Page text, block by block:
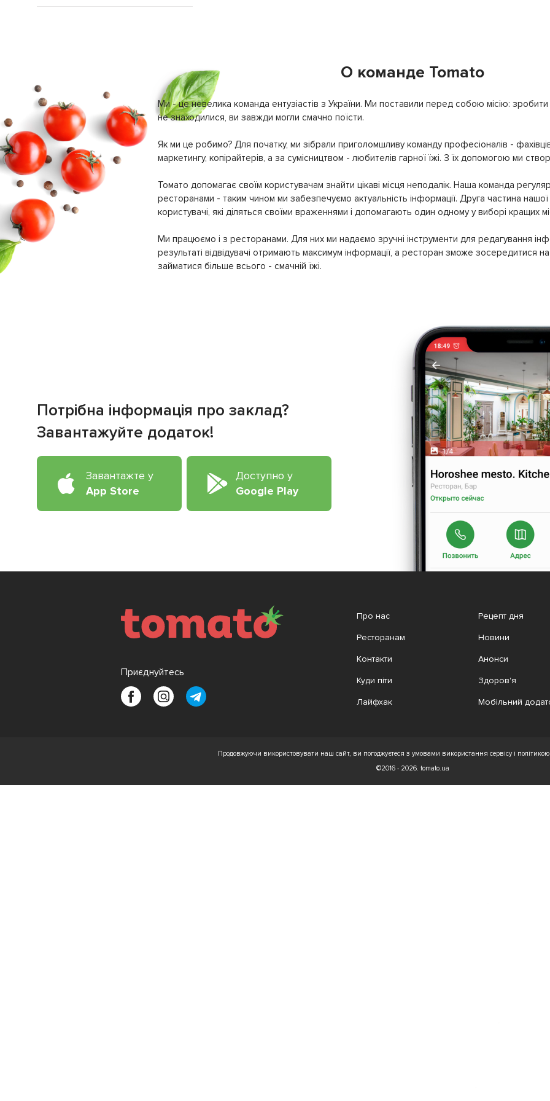
(19)
Меню англiйською
Сork fee
(23
Сніданок
ТВ перегляд спортивних передач
Танцмайданчик
(1
Тераса на даху
(9
Шоу-програма
(2)
Романтична вечеря
О команде Tomato
Ми - це невелика команда ентузіастів з України. Ми поставили перед собою місію:
не знаходилися, ви завжди могли смачно поїсти.
Як ми це робимо? Для початку, ми зібрали приголомшливу команду професіоналів -
маркетингу, копірайтерів, а за сумісництвом - любителів гарної їжі. З їх допомогою ми
Томато допомагає своїм користувачам знайти цікаві місця неподалік. Наша команда
ресторанами - таким чином ми забезпечуємо актуальність інформації. Друга частина
користувачі, які діляться своїми враженнями і допомагають один одному у виборі кращих
Ми працюємо і з ресторанами. Для них ми надаємо зручні інструменти для редагування
результаті відвідувачі отримають максимум інформації, а ресторан зможе зосередитися
займатися більше всього - смачній їжі.
Потрібна інформація про заклад?
Завантажуйте додаток!
Завантажте у
App Store
Доступно у
Google Play
Приєднуйтесь
Про нас
Ресторанам
Контакти
Куди піти
Лайфхак
Рецепт дня
Новини
Анонси
Здоров'я
Мобільний
Продовжуючи використовувати наш сайт, ви погоджуєтеся з умовами використання сервісу і політикою
©2016 - 2026. tomato.ua